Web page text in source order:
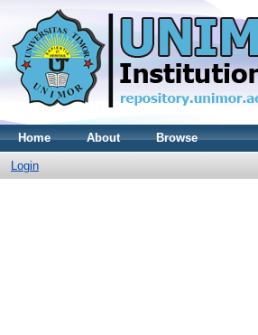
Home About Browse
Login